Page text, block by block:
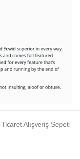
Alışveriş Sepeti